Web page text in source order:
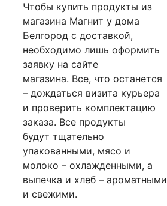
Чтобы купить продукты из
магазина Магнит у дома
Белгород с доставкой,
необходимо лишь оформить
заявку на сайте
магазина. Все, что останется
– дождаться визита курьера
и проверить комплектацию
заказа. Все продукты
будут тщательно
упакованными, мясо и
молоко – охлажденными, а
выпечка и хлеб – ароматными
и свежими.